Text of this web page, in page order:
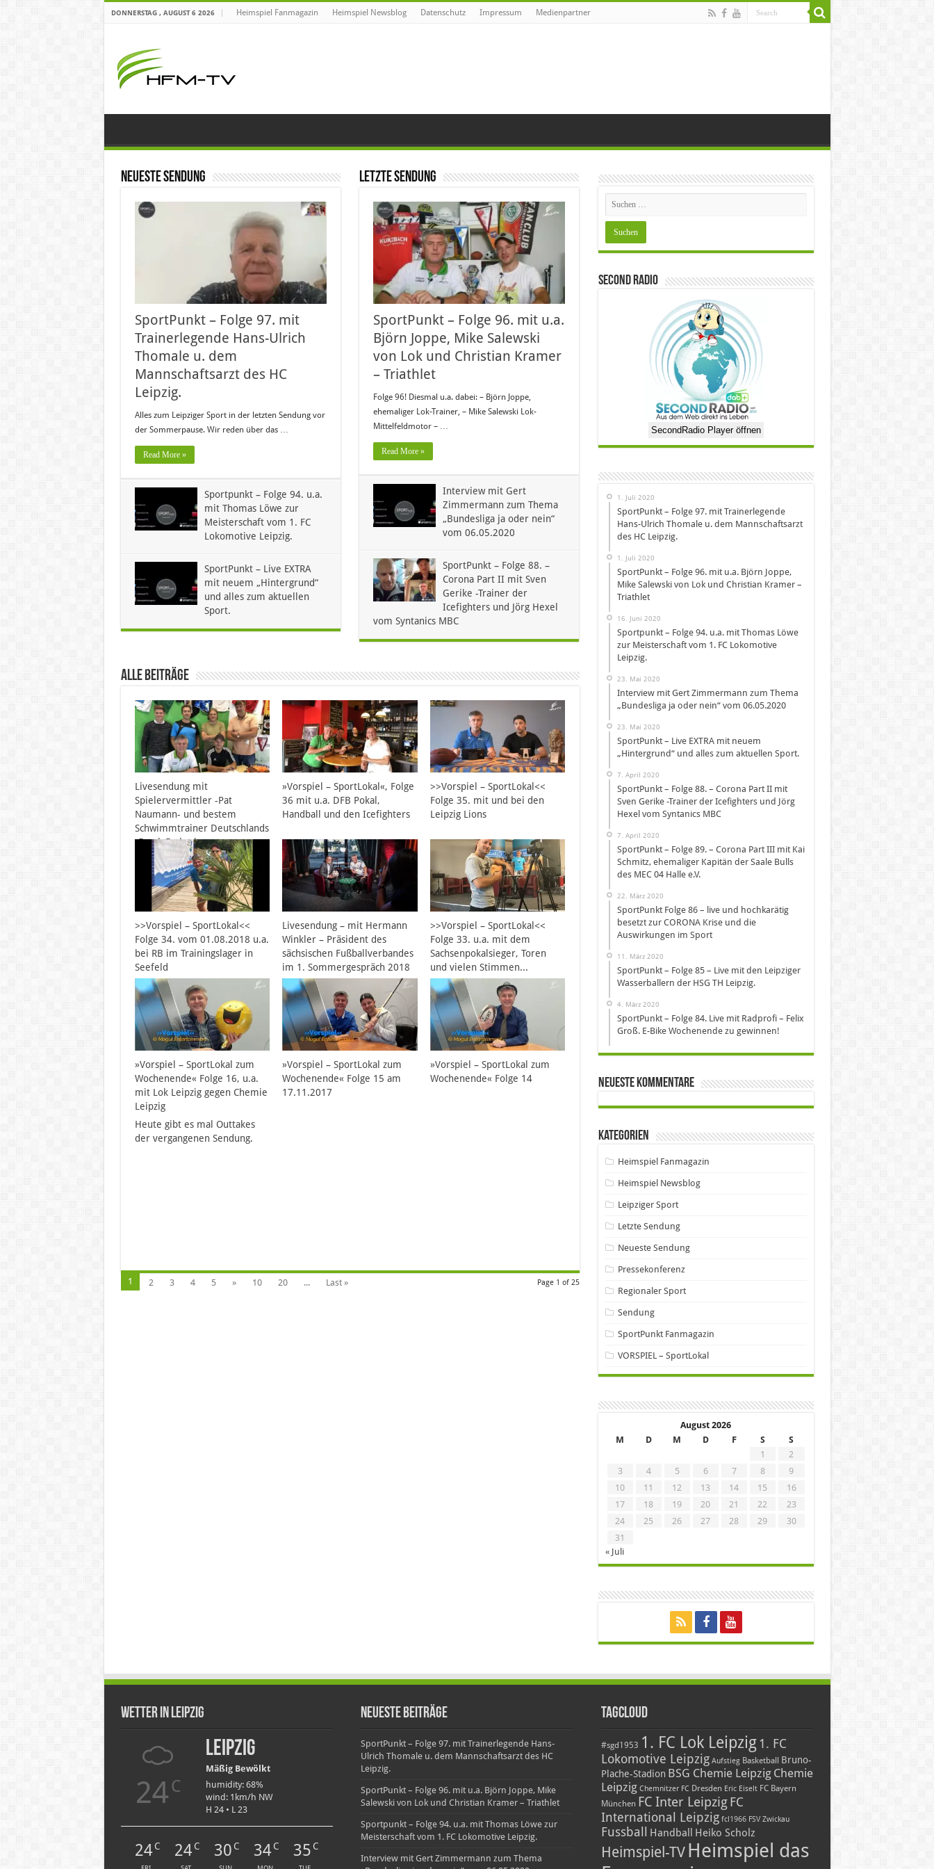
DONNERSTAG , AUGUST 6 2026 Heimspiel Fanmagazin Heimspiel Newsblog Datenschutz Impressum Medienpartner
Neueste Sendung
SportPunkt – Folge 97. mit
Trainerlegende Hans-Ulrich
Thomale u. dem
Mannschaftsarzt des HC
Leipzig.
Alles zum Leipziger Sport in der letzten Sendung vor
der Sommerpause. Wir reden über das …
Read More »
Sportpunkt – Folge 94. u.a.
mit Thomas Löwe zur
Meisterschaft vom 1. FC
Lokomotive Leipzig.
SportPunkt – Live EXTRA
mit neuem „Hintergrund“
und alles zum aktuellen
Sport.
Letzte Sendung
SportPunkt – Folge 96. mit u.a.
Björn Joppe, Mike Salewski
von Lok und Christian Kramer
– Triathlet
Folge 96! Diesmal u.a. dabei: – Björn Joppe,
ehemaliger Lok-Trainer, – Mike Salewski Lok-
Mittelfeldmotor – …
Read More »
Interview mit Gert
Zimmermann zum Thema
„Bundesliga ja oder nein“
vom 06.05.2020
SportPunkt – Folge 88. –
Corona Part II mit Sven
Gerike -Trainer der
Icefighters und Jörg Hexel
vom Syntanics MBC
Alle Beiträge
Livesendung mit
Spielervermittler -Pat
Naumann- und bestem
Schwimmtrainer Deutschlands
-Frank Embacher
»Vorspiel – SportLokal«, Folge
36 mit u.a. DFB Pokal,
Handball und den Icefighters
>>Vorspiel – SportLokal<<
Folge 35. mit und bei den
Leipzig Lions
>>Vorspiel – SportLokal<<
Folge 34. vom 01.08.2018 u.a.
bei RB im Trainingslager in
Seefeld
Livesendung – mit Hermann
Winkler – Präsident des
sächsischen Fußballverbandes
im 1. Sommergespräch 2018
>>Vorspiel – SportLokal<<
Folge 33. u.a. mit dem
Sachsenpokalsieger, Toren
und vielen Stimmen...
»Vorspiel – SportLokal zum
Wochenende« Folge 16, u.a.
mit Lok Leipzig gegen Chemie
Leipzig
»Vorspiel – SportLokal zum
Wochenende« Folge 15 am
17.11.2017
»Vorspiel – SportLokal zum
Wochenende« Folge 14
Heute gibt es mal Outtakes
der vergangenen Sendung.
Page 1 of 25
1 2 3 4 5 » 10 20 ... Last »
Second Radio
SecondRadio Player öffnen
1. Juli 2020
SportPunkt – Folge 97. mit Trainerlegende
Hans-Ulrich Thomale u. dem Mannschaftsarzt
des HC Leipzig.
1. Juli 2020
SportPunkt – Folge 96. mit u.a. Björn Joppe,
Mike Salewski von Lok und Christian Kramer –
Triathlet
16. Juni 2020
Sportpunkt – Folge 94. u.a. mit Thomas Löwe
zur Meisterschaft vom 1. FC Lokomotive
Leipzig.
23. Mai 2020
Interview mit Gert Zimmermann zum Thema
„Bundesliga ja oder nein“ vom 06.05.2020
23. Mai 2020
SportPunkt – Live EXTRA mit neuem
„Hintergrund“ und alles zum aktuellen Sport.
7. April 2020
SportPunkt – Folge 88. – Corona Part II mit
Sven Gerike -Trainer der Icefighters und Jörg
Hexel vom Syntanics MBC
7. April 2020
SportPunkt – Folge 89. – Corona Part III mit Kai
Schmitz, ehemaliger Kapitän der Saale Bulls
des MEC 04 Halle e.V.
22. März 2020
SportPunkt Folge 86 – live und hochkarätig
besetzt zur CORONA Krise und die
Auswirkungen im Sport
11. März 2020
SportPunkt – Folge 85 – Live mit den Leipziger
Wasserballern der HSG TH Leipzig.
4. März 2020
SportPunkt – Folge 84. Live mit Radprofi – Felix
Groß. E-Bike Wochenende zu gewinnen!
Neueste Kommentare
Kategorien
Heimspiel Fanmagazin
Heimspiel Newsblog
Leipziger Sport
Letzte Sendung
Neueste Sendung
Pressekonferenz
Regionaler Sport
Sendung
SportPunkt Fanmagazin
VORSPIEL – SportLokal
August 2026
M
D M D F S
S
1
2
3
4 5 6 7 8
9
10
11 12 13 14 15
16
17
18 19 20 21 22
23
24
25 26 27 28 29
30
31
« Juli
Wetter in Leipzig
24C
Leipzig
Mäßig Bewölkt
humidity: 68%
wind: 1km/h NW
H 24 • L 23
24C 24C 30 C 34C 35 C
Neueste Beiträge
SportPunkt – Folge 97. mit Trainerlegende Hans-
Ulrich Thomale u. dem Mannschaftsarzt des HC
Leipzig.
SportPunkt – Folge 96. mit u.a. Björn Joppe, Mike
Salewski von Lok und Christian Kramer – Triathlet
Sportpunkt – Folge 94. u.a. mit Thomas Löwe zur
Meisterschaft vom 1. FC Lokomotive Leipzig.
Interview mit Gert Zimmermann zum Thema
TagCloud
#sgd1953 1. FC Lok Leipzig 1. FC
Lokomotive Leipzig Aufstieg Basketball
Bruno-
Plache-Stadion BSG Chemie Leipzig Chemie
Leipzig Chemnitzer FC Dresden Eric Eiselt FC Bayern
München FC Inter Leipzig FC
International Leipzig fcl1966 FSV Zwickau
Fussball Handball Heiko Scholz
Heimspiel-TV Heimspiel das